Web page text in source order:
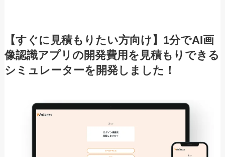
【すぐに見積もりたい方向け】1分でAI画
像認識アプリの開発費用を見積もりできる
シミュレーターを開発しました！